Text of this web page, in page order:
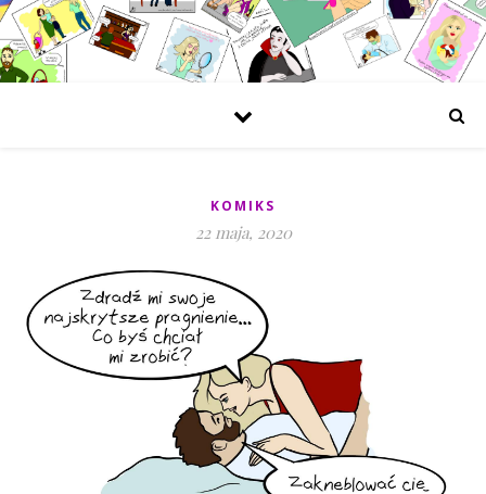
KOMIKS
22 maja, 2020